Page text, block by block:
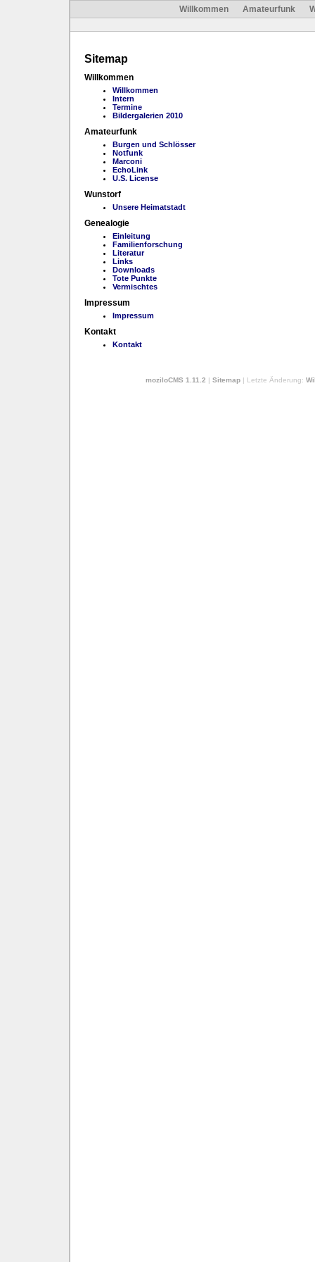
Willkommen Amateurfunk
Sitemap
Willkommen
Willkommen
Intern
Termine
Bildergalerien 2010
Amateurfunk
Burgen und Schlösser
Notfunk
Marconi
EchoLink
U.S. License
Wunstorf
Unsere Heimatstadt
Genealogie
Einleitung
Familienforschung
Literatur
Links
Downloads
Tote Punkte
Vermischtes
Impressum
Impressum
Kontakt
Kontakt
moziloCMS 1.11.2 | Sitemap | Letzte Änderung: